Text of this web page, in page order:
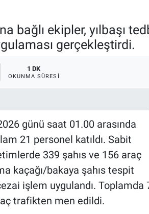
bağlı ekipler, yılbaşı
gerçekleştirdi.
1 DK
OKUNMA SÜRESI
günü saat 01.00 arasında
21 personel katıldı. Sabit
339 şahıs ve 156 araç
kaçağı/bakaya şahıs tespit
işlem uygulandı. Toplamda
trafikten men edildi.